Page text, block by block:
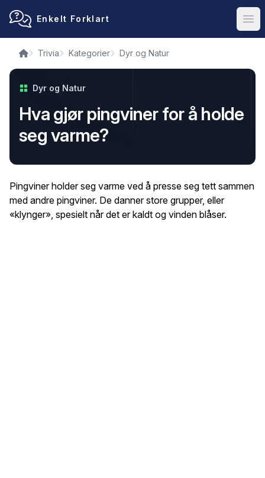
Enkelt Forklart
Trivia Kategorier Dyr og Natur
Dyr og Natur
Hva gjør pingviner for å holde
seg varme?
Pingviner holder seg varme ved å presse seg tett sammen
med andre pingviner. De danner store grupper, eller
«klynger», spesielt når det er kaldt og vinden blåser.